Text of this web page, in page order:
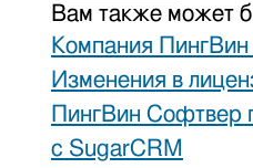
Вам также может
Компания
Изменения в
ПингВин Софтвер
с SugarCRM